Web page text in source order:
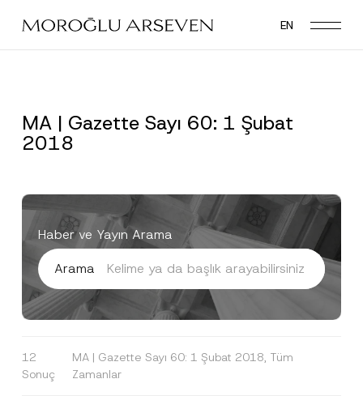
main
EN
MA | Gazette Sayı 60: 1 Şubat
2018
Haber ve Yayın Arama
Arama
12
Sonuç
MA | Gazette Sayı 60: 1 Şubat 2018, Tüm
Zamanlar